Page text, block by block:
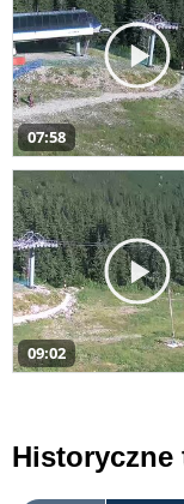
07:58
09:02
Historyczne